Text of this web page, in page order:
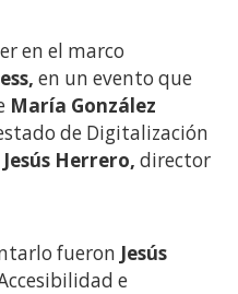
en el marco
en un evento que
María González
de Digitalización
Jesús Herrero, director
fueron Jesús
e